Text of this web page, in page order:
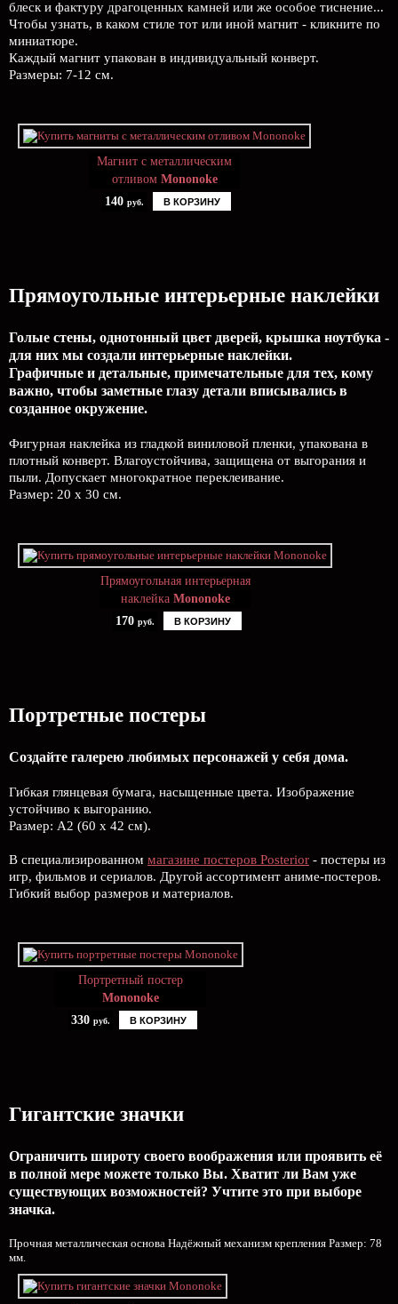
блеск и фактуру драгоценных камней или же особое тиснение...
Чтобы узнать, в каком стиле тот или иной магнит - кликните по
миниатюре.
Каждый магнит упакован в индивидуальный конверт.
Размеры: 7-12 см.
Магнит с металлическим
отливом Mononoke
140 руб. В КОРЗИНУ
Прямоугольные интерьерные наклейки
Голые стены, однотонный цвет дверей, крышка ноутбука -
для них мы создали интерьерные наклейки.
Графичные и детальные, примечательные для тех, кому
важно, чтобы заметные глазу детали вписывались в
созданное окружение.
Фигурная наклейка из гладкой виниловой пленки, упакована в
плотный конверт. Влагоустойчива, защищена от выгорания и
пыли. Допускает многократное переклеивание.
Размер: 20 х 30 см.
Прямоугольная интерьерная
наклейка Mononoke
170 руб. В КОРЗИНУ
Портретные постеры
Создайте галерею любимых персонажей у себя дома.
Гибкая глянцевая бумага, насыщенные цвета. Изображение
устойчиво к выгоранию.
Размер: А2 (60 х 42 см).
В специализированном магазине постеров Posterior - постеры из
игр, фильмов и сериалов. Другой ассортимент аниме-постеров.
Гибкий выбор размеров и материалов.
Портретный постер
Mononoke
330 руб. В КОРЗИНУ
Гигантские значки
Ограничить широту своего воображения или проявить её
в полной мере можете только Вы. Хватит ли Вам уже
существующих возможностей? Учтите это при выборе
значка.
Прочная металлическая основа Надёжный механизм крепления Размер: 78
мм.